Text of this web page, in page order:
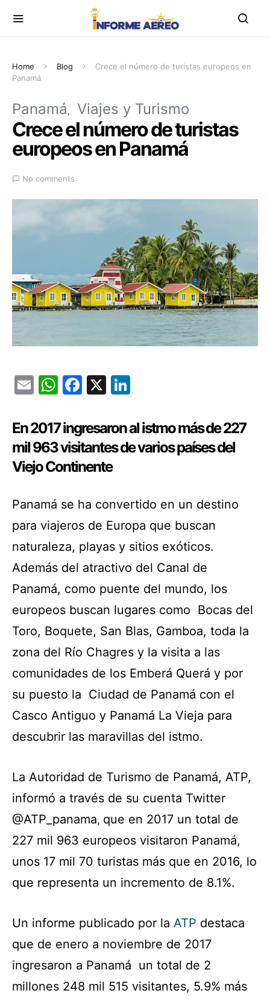
Home Blog
Crece el número de turistas europeos en
Panamá
Panamá Viajes y Turismo
Crece el número de turistas
europeos en Panamá
No comments
EmailWhatsApp
Facebook
X
En 2017 ingresaron al istmo más de 227
mil 963 visitantes de varios países del
Viejo Continente
Panamá se ha convertido en un destino
para viajeros de Europa que buscan
naturaleza, playas y sitios exóticos.
Además del atractivo del Canal de
Panamá, como puente del mundo, los
europeos buscan lugares como Bocas del
Toro, Boquete, San Blas, Gamboa, toda la
zona del Río Chagres y la visita a las
comunidades de los Emberá Querá y por
su puesto la Ciudad de Panamá con el
Casco Antiguo y Panamá La Vieja para
descubrir las maravillas del istmo.
La Autoridad de Turismo de Panamá, ATP,
informó a través de su cuenta Twitter
@ATP_panama, que en 2017 un total de
227 mil 963 europeos visitaron Panamá,
unos 17 mil 70 turistas más que en 2016, lo
que representa un incremento de 8.1%.
Un informe publicado por la ATP destaca
que de enero a noviembre de 2017
ingresaron a Panamá un total de 2
millones 248 mil 515 visitantes, 5.9% más